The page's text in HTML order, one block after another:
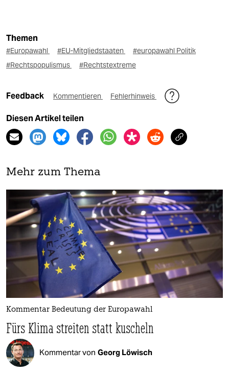
Themen
#Europawahl #EU-Mitgliedstaaten
#europawahl Politik
#Rechtspopulismus
#Rechtstextreme
Feedback Kommentieren Fehlerhinweis
Diesen Artikel teilen
Mehr zum Thema
Kommentar Bedeutung der Europawahl
Fürs Klima streiten statt kuscheln
Kommentar von Georg Löwisch